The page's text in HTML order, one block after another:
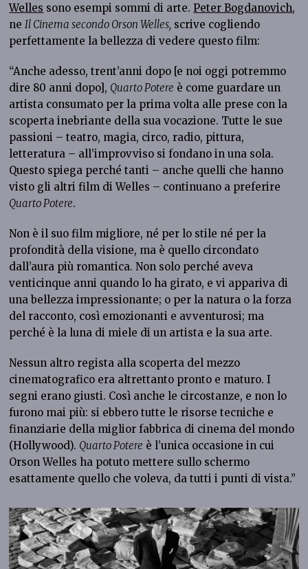
Welles sono esempi sommi di arte.Peter Bogdanovich,
ne Il Cinema secondo Orson Welles, scrive cogliendo
perfettamente la bellezza di vedere questo film:
“Anche adesso, trent’anni dopo [e noi oggi potremmo
dire 80 anni dopo], Quarto Potere è come guardare un
artista consumato per la prima volta alle prese con la
scoperta inebriante della sua vocazione. Tutte le sue
passioni – teatro, magia, circo, radio, pittura,
letteratura – all’improvviso si fondano in una sola.
Questo spiega perché tanti – anche quelli che hanno
visto gli altri film di Welles – continuano a preferire
Quarto Potere.
Non è il suo film migliore, né per lo stile né per la
profondità della visione, ma è quello circondato
dall’aura più romantica. Non solo perché aveva
venticinque anni quando lo ha girato, e vi appariva di
una bellezza impressionante; o per la natura o la forza
del racconto, così emozionanti e avventurosi; ma
perché è la luna di miele di un artista e la sua arte.
Nessun altro regista alla scoperta del mezzo
cinematografico era altrettanto pronto e maturo. I
segni erano giusti. Così anche le circostanze, e non lo
furono mai più: si ebbero tutte le risorse tecniche e
finanziarie della miglior fabbrica di cinema del mondo
(Hollywood). Quarto Potere è l’unica occasione in cui
Orson Welles ha potuto mettere sullo schermo
esattamente quello che voleva, da tutti i punti di vista.”